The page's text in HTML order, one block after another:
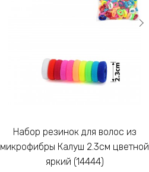
Набор резинок для волос из
микрофибры Калуш 2.3см цветной
яркий (14444)